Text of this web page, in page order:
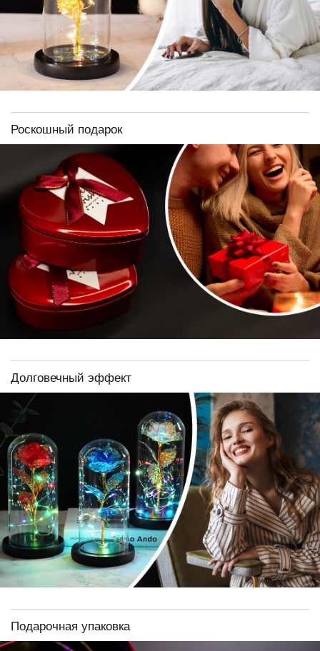
Роскошный подарок
Долговечный эффект
Подарочная упаковка